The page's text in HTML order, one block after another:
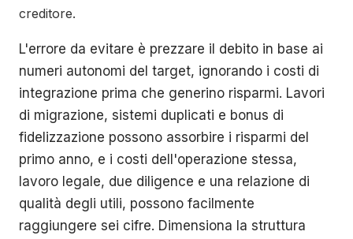
creditore.
L'errore da evitare è prezzare il debito in base ai
numeri autonomi del target, ignorando i costi di
integrazione prima che generino risparmi. Lavori
di migrazione, sistemi duplicati e bonus di
fidelizzazione possono assorbire i risparmi del
primo anno, e i costi dell'operazione stessa,
lavoro legale, due diligence e una relazione di
qualità degli utili, possono facilmente
raggiungere sei cifre. Dimensiona la struttura